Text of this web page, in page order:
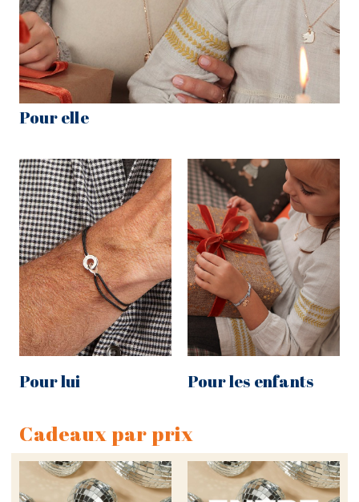
Pour elle
Pour lui Pour les enfants
Cadeaux par prix